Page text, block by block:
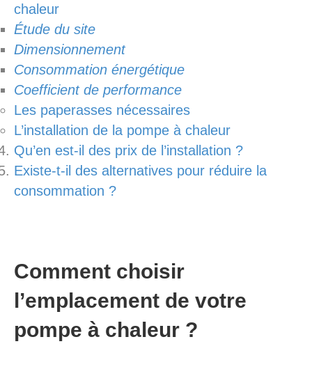
chaleur
Étude du site
Dimensionnement
Consommation énergétique
Coefficient de performance
Les paperasses nécessaires
L’installation de la pompe à chaleur
Qu’en est-il des prix de l’installation ?
Existe-t-il des alternatives pour réduire la
consommation ?
Comment choisir
l’emplacement de votre
pompe à chaleur ?